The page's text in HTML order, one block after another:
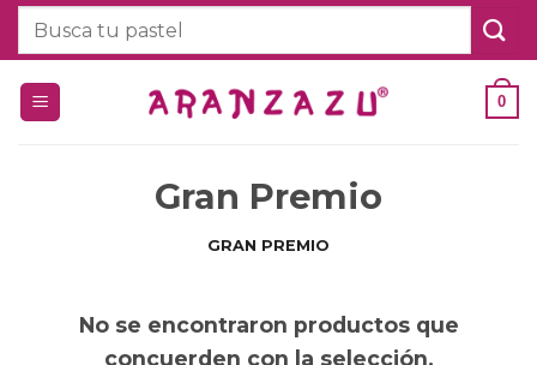
Saltar
Buscar
0
Gran Premio
GRAN PREMIO
No se encontraron productos que
concuerden con la selección.